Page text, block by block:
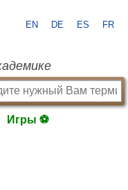
EN DE ES FR
Игры ⚽